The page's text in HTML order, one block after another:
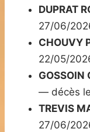
DUPRAT
27/06/
CHOUVY
22/05/
GOSSOIN
— décès
TREVIS
27/06/